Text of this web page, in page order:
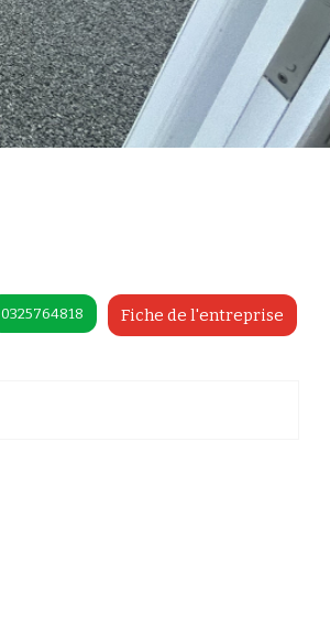
Fiche de l'entreprise
0325764818